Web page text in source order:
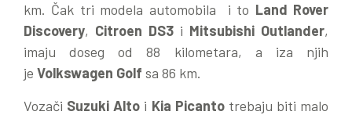
km. Čak tri modela automobila i to Land Rover
Discovery, Citroen DS3 i Mitsubishi Outlander,
imaju doseg od 88 kilometara, a iza njih
je Volkswagen Golf sa 86 km.
Vozači Suzuki Alto i Kia Picantotrebaju biti malo